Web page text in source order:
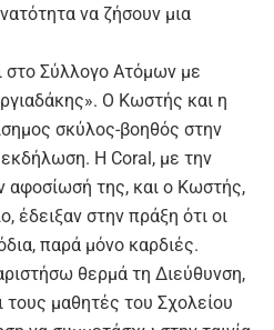
να ζήσουν μια
στο Σύλλογο Ατόμων με
Ο Κωστής και η
σκύλος-βοηθός στην
Η Coral, με την
αφοσίωσή της, και ο Κωστής,
έδειξαν στην πράξη ότι οι
παρά μόνο καρδιές.
θερμά τη Διεύθυνση,
τους μαθητές του Σχολείου